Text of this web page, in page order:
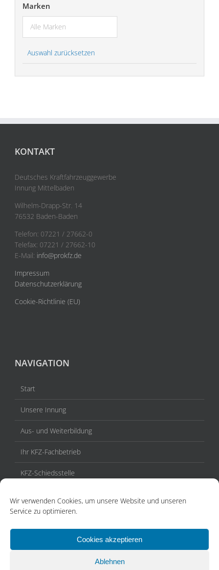
Wir verwenden Cookies, um unsere Website und unseren
Service zu optimieren.
Cookies akzeptieren
Ablehnen
Marken
Auswahl zurücksetzen
KONTAKT
Deutsches Kraftfahrzeuggewerbe
Innung Mittelbaden
Wilhelm-Drapp-Str. 14
76532 Baden-Baden
Telefon: 07221 / 27662-0
Telefax: 07221 / 27662-10
E-Mail: info@prokfz.de
Impressum
Datenschutzerklärung
Cookie-Richtlinie (EU)
NAVIGATION
Start
Unsere Innung
Aus- und Weiterbildung
Ihr KFZ-Fachbetrieb
KFZ-Schiedsstelle
Aktuelles